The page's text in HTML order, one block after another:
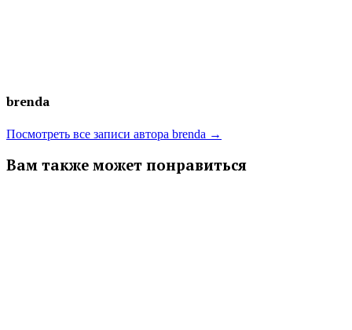
brenda
Посмотреть все записи автора brenda →
Вам также может понравиться